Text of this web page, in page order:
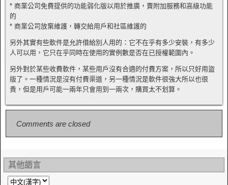
* 商業公司免費提供的功能弱化版以用於推廣，賣附加服務和高級功能
的
* 商業公司放棄維護，轉交給用戶和社區維護的
另外其實有些軟件是允許借給別人用的：它不在乎有多少安裝，有多少
人可以用，它只在乎同時在使用的實例數是否在已授權範圍內。
另外對於某些收費軟件，某些用戶沒有合適的付費方案，所以只好用盜
版了。一種情況是沒有付費渠道，另一種情況是軟件很強大所以也很
貴，但是用戶可能一兩年只會用到一兩次，購買太不划算。
Comments are closed
其他語言